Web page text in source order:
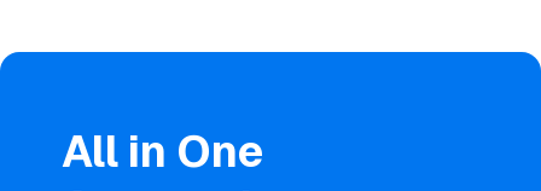
や、フォームで取得した情報をもとにしたファイル名を
BoxとYoomを連携してください。
ダウンロード可能なファイル容量は最大300MBまでで
All in One